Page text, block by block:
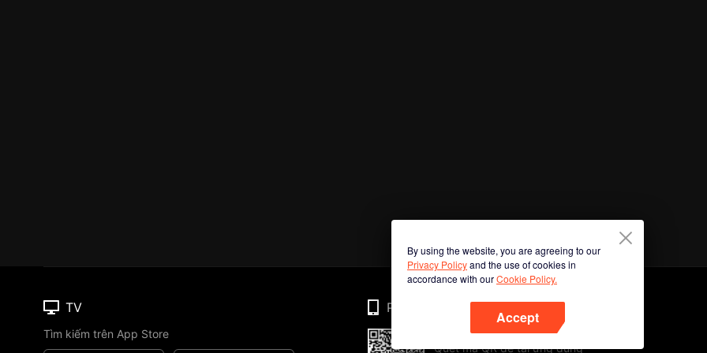
By using the website, you are agreeing to our
Privacy Policyand the use of cookies in
accordance with ourCookie Policy.
Accept
TV
Tìm kiếm trên App Store
Phone
Quét mã QR để tải ứng dụng